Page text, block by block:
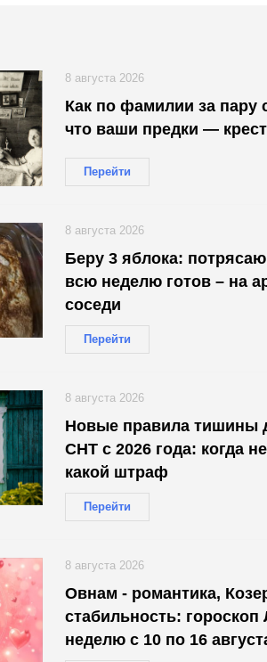
Как по фамилии за пару
что ваши предки —
Перейти
8 августа 2026
Беру 3 яблока:
всю неделю готов – на
соседи
Перейти
8 августа 2026
Новые правила тишины
СНТ с 2026 года: когда
какой штраф
Перейти
8 августа 2026
Овнам - романтика,
стабильность:
неделю с 10 по 16
8 августа 2026